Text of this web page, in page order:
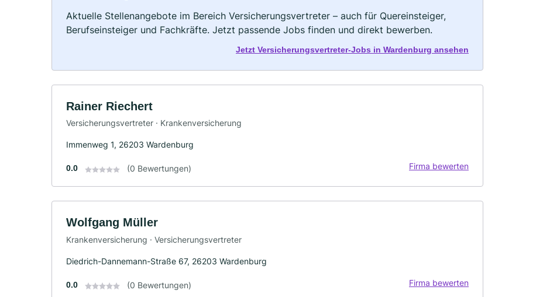
Aktuelle Stellenangebote im Bereich Versicherungsvertreter – auch für Quereinsteiger,
Berufseinsteiger und Fachkräfte. Jetzt passende Jobs finden und direkt bewerben.
Jetzt Versicherungsvertreter-Jobs in Wardenburg ansehen
Rainer Riechert
Versicherungsvertreter · Krankenversicherung
Immenweg 1, 26203 Wardenburg
0.0 (0 Bewertungen) Firma bewerten
Wolfgang Müller
Krankenversicherung · Versicherungsvertreter
Diedrich-Dannemann-Straße 67, 26203 Wardenburg
0.0 (0 Bewertungen) Firma bewerten